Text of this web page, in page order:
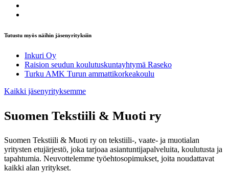
Tutustu myös näihin jäsenyrityksiin
Inkuri Oy
Raision seudun koulutuskuntayhtymä Raseko
Turku AMK Turun ammattikorkeakoulu
Kaikki jäsenyrityksemme
Suomen Tekstiili & Muoti ry
Suomen Tekstiili & Muoti ry on tekstiili-, vaate- ja muotialan
yritysten etujärjestö, joka tarjoaa asiantuntijapalveluita, koulutusta ja
tapahtumia. Neuvottelemme työehtosopimukset, joita noudattavat
kaikki alan yritykset.